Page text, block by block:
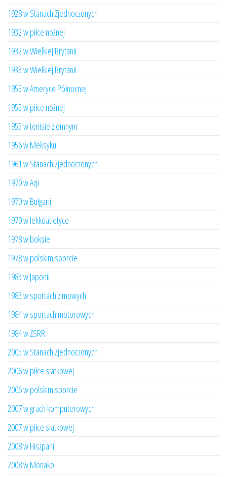
1928 w Stanach Zjednoczonych
1932 w piłce nożnej
1932 w Wielkiej Brytanii
1933 w Wielkiej Brytanii
1955 w Ameryce Północnej
1955 w piłce nożnej
1955 w tenisie ziemnym
1956 w Meksyku
1961 w Stanach Zjednoczonych
1970 w Azji
1970 w Bułgarii
1970 w lekkoatletyce
1978 w boksie
1978 w polskim sporcie
1983 w Japonii
1983 w sportach zimowych
1984 w sportach motorowych
1984 w ZSRR
2005 w Stanach Zjednoczonych
2006 w piłce siatkowej
2006 w polskim sporcie
2007 w grach komputerowych
2007 w piłce siatkowej
2008 w Hiszpanii
2008 w Monako